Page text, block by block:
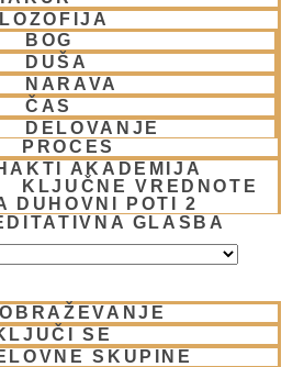
BOG
DUŠA
NARAVA
ČAS
DELOVANJE
PROCES
AKADEMIJA
KLJUČNE VREDNOTE
DUHOVNI POTI 2
GLASBA
SE
SKUPINE
februarja,